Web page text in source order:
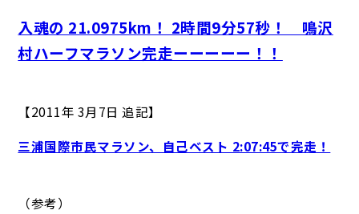
入魂の 21.0975km！ 2時間9分57秒！ 鳴沢
村ハーフマラソン完走ーーーーー！！
【2011年 3月7日 追記】
三浦国際市民マラソン、自己ベスト 2:07:45で完走！
（参考）